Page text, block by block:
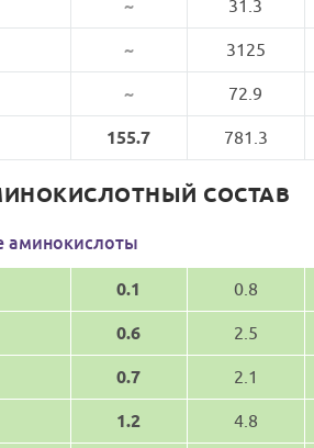
~ 31.3
~ 3125
~ 72.9
155.7 781.3
СОСТАВ
аминокислоты
0.1 0.8
0.6 2.5
0.7 2.1
1.2 4.8